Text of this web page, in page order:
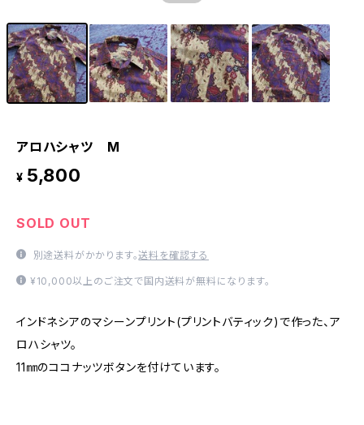
アロハシャツ M
¥ 5,800
SOLD OUT
別途送料がかかります。送料を確認する
¥10,000以上のご注文で国内送料が無料になります。
インドネシアのマシーンプリント(プリントバティック)で作った、ア
ロハシャツ。
11㎜のココナッツボタンを付けています。